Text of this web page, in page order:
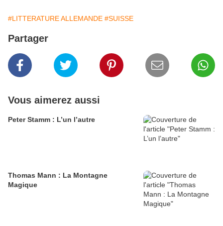
#LITTERATURE ALLEMANDE #SUISSE
Partager
Vous aimerez aussi
Peter Stamm : L’un l’autre
Thomas Mann : La Montagne
Magique